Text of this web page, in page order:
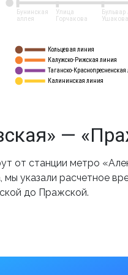
Кольцевая линия
Калужско-Рижская линия
Таганско-
Калининская линия
Ушакова
Улица
Горчакова
Бунинская
аллея
—
от станции метро
указали расчетное
до Пражской.